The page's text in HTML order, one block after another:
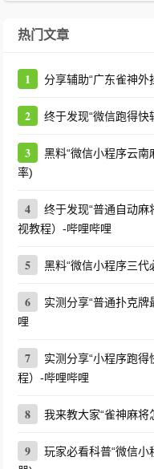
热门文章
1 分享辅助“广东雀神外
2 终于发现“微信跑得
3
黑料“微信小程序云
率)
4
终于发现“普通自动
视教程）-哔哩哔哩
5 黑料“微信小程序三代
6
实测分享“普通扑克
哩
7
实测分享“小程序跑
程）-哔哩哔哩
8 我来教大家“雀神麻
9
玩家必看科普“微信